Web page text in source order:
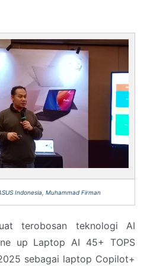
Indonesia, Muhammad Firman
terobosan teknologi AI
up Laptop AI 45+ TOPS
sebagai laptop Copilot+